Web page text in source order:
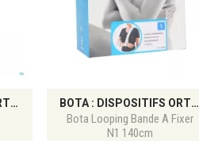
BOTA : DISPOSITIFS ORTHOPÉDIQUES ET SOUTIEN DU CORPS BOTA : DISPOSITIFS ORTHOPÉDIQUES ET SOUTIEN DU CORPS
Bota Looping Bande A Fixer
N1 140cm